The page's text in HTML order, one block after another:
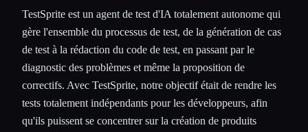
TestSprite est un agent de test d'IA totalement autonome qui
gère l'ensemble du processus de test, de la génération de cas
de test à la rédaction du code de test, en passant par le
diagnostic des problèmes et même la proposition de
correctifs. Avec TestSprite, notre objectif était de rendre les
tests totalement indépendants pour les développeurs, afin
qu'ils puissent se concentrer sur la création de produits